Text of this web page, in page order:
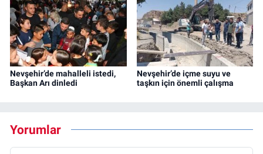
Nevşehir’de mahalleli istedi,
Başkan Arı dinledi
Nevşehir’de içme suyu ve
taşkın için önemli çalışma
Yorumlar